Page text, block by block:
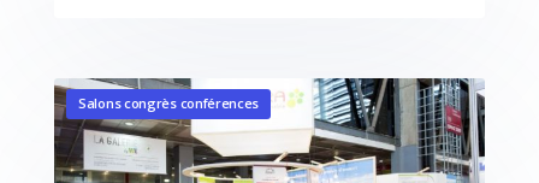
Salons congrès conférences